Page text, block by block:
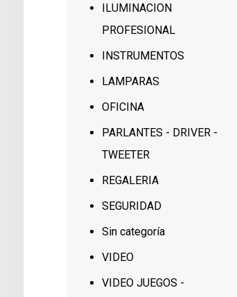
ILUMINACION
PROFESIONAL
INSTRUMENTOS
LAMPARAS
OFICINA
PARLANTES - DRIVER -
TWEETER
REGALERIA
SEGURIDAD
Sin categoría
VIDEO
VIDEO JUEGOS -